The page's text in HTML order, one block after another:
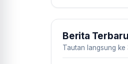
Berita Terbaru
Tautan langsung